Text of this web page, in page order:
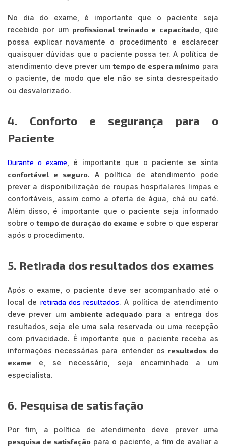
No dia do exame, é importante que o paciente seja
recebido por um profissional treinado e capacitado, que
possa explicar novamente o procedimento e esclarecer
quaisquer dúvidas que o paciente possa ter. A política de
atendimento deve prever umtempo de espera mínimo para
o paciente, de modo que ele não se sinta desrespeitado
ou desvalorizado.
4. Conforto e segurança para o
Paciente
Durante o exame , é importante que o paciente se sinta
confortável e seguro. A política de atendimento pode
prever a disponibilização de roupas hospitalares limpas e
confortáveis, assim como a oferta de água, chá ou café.
Além disso, é importante que o paciente seja informado
sobre otempo de duração do exame e sobre o que esperar
após o procedimento.
5. Retirada dos resultados dos exames
Após o exame, o paciente deve ser acompanhado até o
local de retirada dos resultados. A política de atendimento
deve prever um ambiente adequado para a entrega dos
resultados, seja ele uma sala reservada ou uma recepção
com privacidade. É importante que o paciente receba as
informações necessárias para entender os resultados do
exame e, se necessário, seja encaminhado a um
especialista.
6. Pesquisa de satisfação
Por fim, a política de atendimento deve prever uma
pesquisa de satisfação para o paciente, a fim de avaliar a